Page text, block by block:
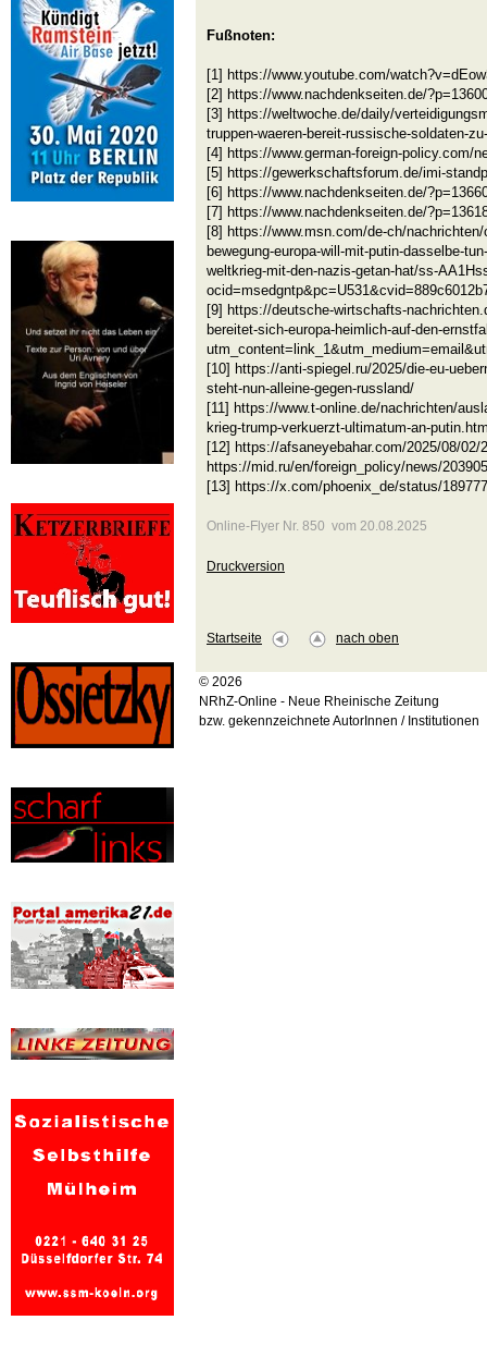
Fußnoten:
[1] https://www.youtube.com/
[2] https://www.nachdenkseiten.de/
[3] https://weltwoche.de/daily/
truppen-waeren-bereit-russische-soldaten-
[4] https://www.german-foreign-policy.com/
[5] https://gewerkschaftsforum.de/imi-
[6] https://www.nachdenkseiten.de/
[7] https://www.nachdenkseiten.de/
[8] https://www.msn.com/de-ch/
bewegung-europa-will-mit-putin-dasselbe-
weltkrieg-mit-den-nazis-getan-hat/ss-
[9] https://deutsche-wirtschafts-
bereitet-sich-europa-heimlich-auf-den-
[10] https://anti-spiegel.ru/2025/die-eu-
steht-nun-alleine-gegen-russland/
[11] https://www.t-online.de/nachrichten/
krieg-trump-verkuerzt-ultimatum-an-
[12] https://afsaneyebahar.com/2025/08/02/
https://mid.ru/en/foreign_policy/news/
[13] https://x.com/phoenix_de/status/
Online-Flyer Nr. 850 vom 20.08.2025
Druckversion
Startseite nach oben
© 2026
NRhZ-Online - Neue Rheinische Zeitung
bzw. gekennzeichnete AutorInnen / Institutionen